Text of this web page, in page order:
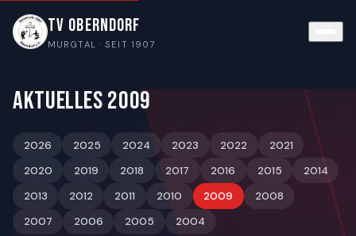
TV Oberndorf
MURGTAL · SEIT 1907
Aktuelles 2009
2026 2025 2024 2023 2022
2021
2020
2019 2018 2017 2016 2015
2014
2013
2012 2011 2010 2009
2008
2007
2006 2005 2004